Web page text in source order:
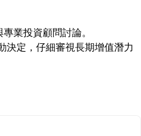
業投資顧問討論。
定，仔細審視長期增值潛力